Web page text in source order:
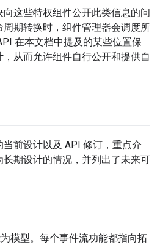
这些特权组件公开此类信息的问
期转换时，组件管理器会调度所
在本文档中提及的某些位置保
从而允许组件自行公开和提供自
前设计以及 API 修订，重点介
期设计的情况，并列出了未来可
模型。每个事件流功能都指向拓